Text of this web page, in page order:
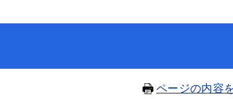
ページの内容